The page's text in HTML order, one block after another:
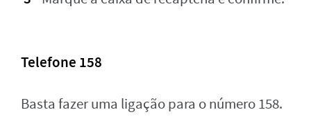
Telefone 158
Basta fazer uma ligação para o número 158.